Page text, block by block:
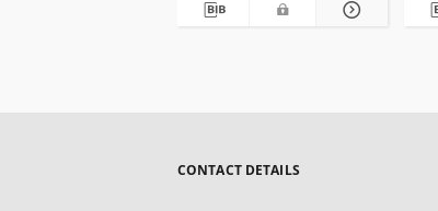
CONTACT DETAILS